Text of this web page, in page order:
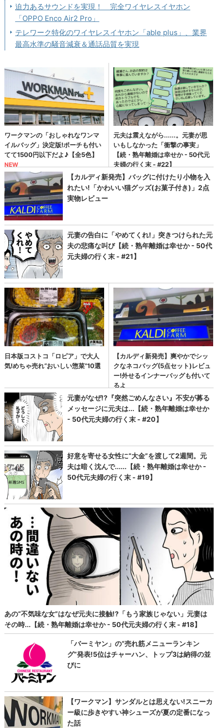
迫力あるサウンドを実現！ 完全ワイヤレスイヤホン
「OPPO Enco Air2 Pro」
テレワーク特化のワイヤレスイヤホン「able plus」、業界
最高水準の騒音減衰＆通話品質を実現